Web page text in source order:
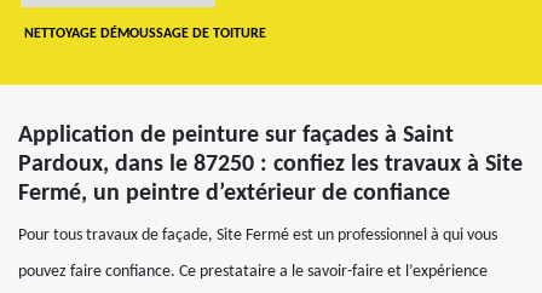
NETTOYAGE DÉMOUSSAGE DE TOITURE
Application de peinture sur façades à Saint
Pardoux, dans le 87250 : confiez les travaux à Site
Fermé, un peintre d’extérieur de confiance
Pour tous travaux de façade, Site Fermé est un professionnel à qui vous
pouvez faire confiance. Ce prestataire a le savoir-faire et l’expérience